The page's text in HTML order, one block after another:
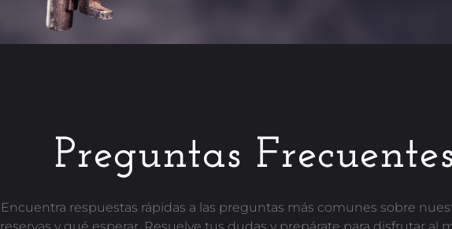
Preguntas
Encuentra respuestas rápidas a las preguntas más comunes sobre
reservas y qué esperar. Resuelve tus dudas y prepárate para disfrutar al